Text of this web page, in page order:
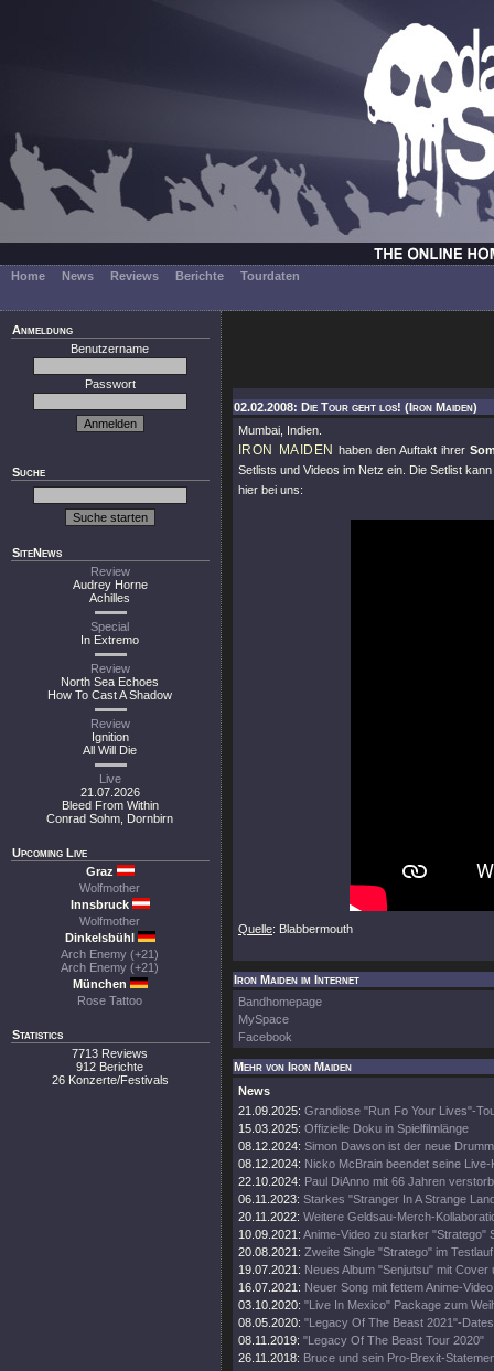
Home News Reviews Berichte Tourdaten
Anmeldung
Benutzername
Passwort
Suche
SiteNews
Review
Audrey Horne
Achilles
Special
In Extremo
Review
North Sea Echoes
How To Cast A Shadow
Review
Ignition
All Will Die
Live
21.07.2026
Bleed From Within
Conrad Sohm, Dornbirn
Upcoming Live
Graz
Wolfmother
Innsbruck
Wolfmother
Dinkelsbühl
Arch Enemy (+21)
Arch Enemy (+21)
München
Rose Tattoo
Statistics
7713 Reviews
912 Berichte
26 Konzerte/Festivals
02.02.2008: Die Tour geht los! (Iron Maiden)
Mumbai, Indien.
IRON MAIDEN haben den Auftakt ihrer
Setlists und Videos im Netz ein. Die Setlist
hier bei uns:
Quelle: Blabbermouth
Iron Maiden im Internet
Bandhomepage
MySpace
Facebook
Mehr von Iron Maiden
News
21.09.2025: Grandiose "Run Fo Your Lives"-
15.03.2025: Offizielle Doku in Spielfilmlänge
08.12.2024: Simon Dawson ist der neue
08.12.2024: Nicko McBrain beendet seine Live-
22.10.2024: Paul DiAnno mit 66 Jahren
06.11.2023: Starkes "Stranger In A Strange
20.11.2022: Weitere Geldsau-Merch-
10.09.2021: Anime-Video zu starker "Stratego"
20.08.2021: Zweite Single "Stratego" im Testlauf
19.07.2021: Neues Album "Senjutsu" mit Cover
16.07.2021: Neuer Song mit fettem Anime-Video
03.10.2020: "Live In Mexico" Package zum
08.05.2020: "Legacy Of The Beast 2021"-Dates
08.11.2019: "Legacy Of The Beast Tour 2020"
26.11.2018: Bruce und sein Pro-Brexit-